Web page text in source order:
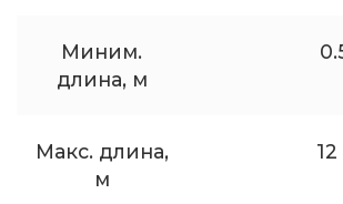
Миним.
длина, м
Макс. длина,
м
12